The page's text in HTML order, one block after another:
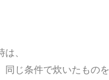
、
同じ条件で炊いたものを